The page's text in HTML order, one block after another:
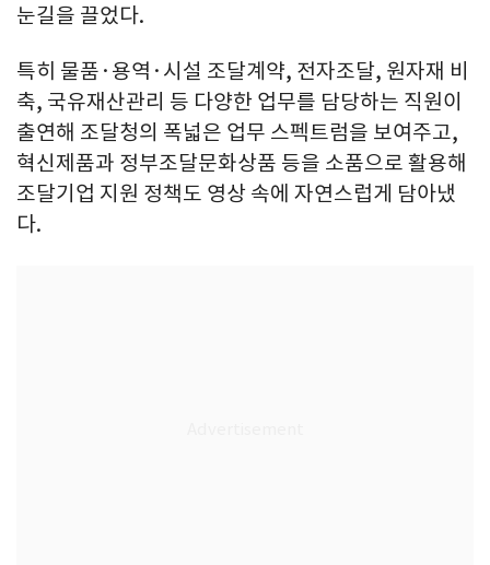
눈길을 끌었다.
특히 물품·용역·시설 조달계약, 전자조달, 원자재 비
축, 국유재산관리 등 다양한 업무를 담당하는 직원이
출연해 조달청의 폭넓은 업무 스펙트럼을 보여주고,
혁신제품과 정부조달문화상품 등을 소품으로 활용해
조달기업 지원 정책도 영상 속에 자연스럽게 담아냈
다.